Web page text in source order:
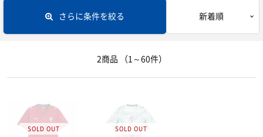
ジュニアウェア
GKグッズ
ホイッスル
サッカーボール3号・4号球
リフティング・マスコットボール
バックパック（リュック）
トート・ショルダー・ミニバッグ
キャップ
インナーウェア―
2商品 （1～60件）
さらに条件を絞る 新着順